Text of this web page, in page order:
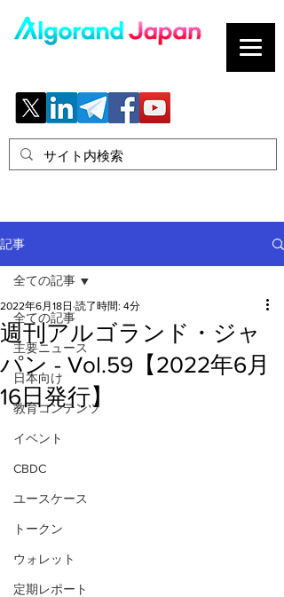
記事
全ての記事
主要ニュース
日本向け
教育コンテンツ
イベント
CBDC
ユースケース
トークン
ウォレット
定期レポート
全ての記事
週刊アルゴランド・ジャ
パン - Vol.59【2022年6月
16日発行】
2022年6月18日 読了時間: 4分